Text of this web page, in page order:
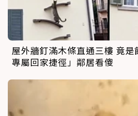
屋外牆釘滿木條直通三樓 竟是
專屬回家捷徑」鄰居看傻